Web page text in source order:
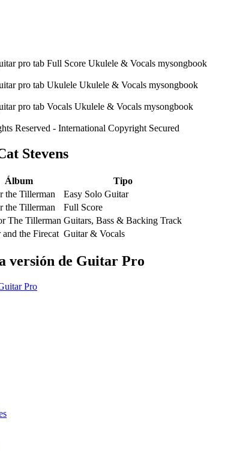
Reserved - International Copyright Secured
Stevens
Álbum
Tipo
the Tillerman
Easy Solo Guitar
the Tillerman
Full Score
The Tillerman Guitars, Bass & Backing Track
and the Firecat Guitar & Vocals
versión de Guitar Pro
Pro